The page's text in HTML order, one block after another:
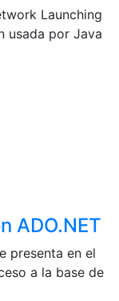
Launching
usada por Java
ADO.NET
presenta en el
a la base de